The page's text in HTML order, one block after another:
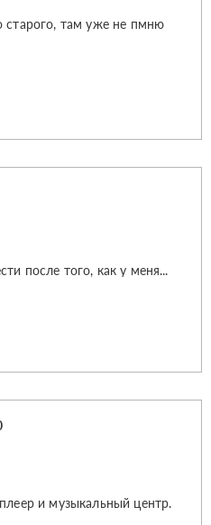
старого, там уже не пмню
после того, как у меня...
и музыкальный центр.